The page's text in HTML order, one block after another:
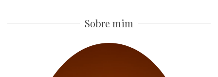
Sobre mim